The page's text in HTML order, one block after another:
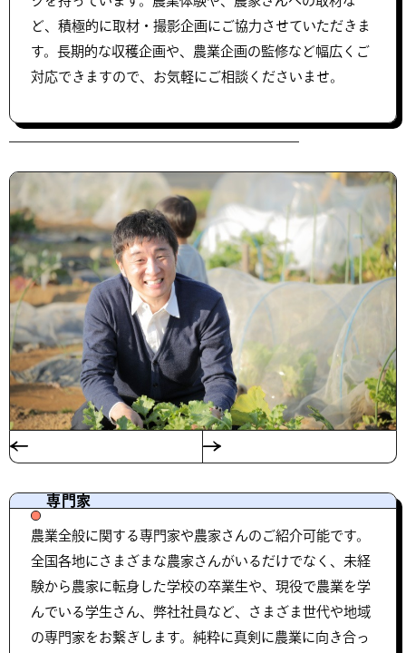
ど、積極的に取材・撮影企画にご協力させていただきま
す。長期的な収穫企画や、農業企画の監修など幅広くご
対応できますので、お気軽にご相談くださいませ。
専門家
農業全般に関する専門家や農家さんのご紹介可能です。
全国各地にさまざまな農家さんがいるだけでなく、未経
験から農家に転身した学校の卒業生や、現役で農業を学
んでいる学生さん、弊社社員など、さまざま世代や地域
の専門家をお繋ぎします。純粋に真剣に農業に向き合っ